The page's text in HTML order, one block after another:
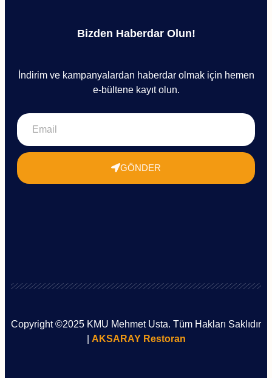
Bizden Haberdar Olun!
İndirim ve kampanyalardan haberdar olmak için hemen
e-bültene kayıt olun.
GÖNDER
Copyright ©2025 KMU Mehmet Usta. Tüm Hakları Saklıdır
AKSARAY Restoran